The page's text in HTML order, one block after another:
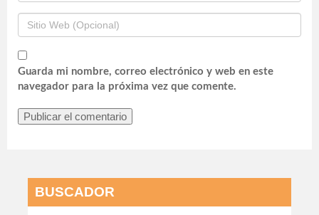
Guarda mi nombre, correo electrónico y web en este
navegador para la próxima vez que comente.
BUSCADOR